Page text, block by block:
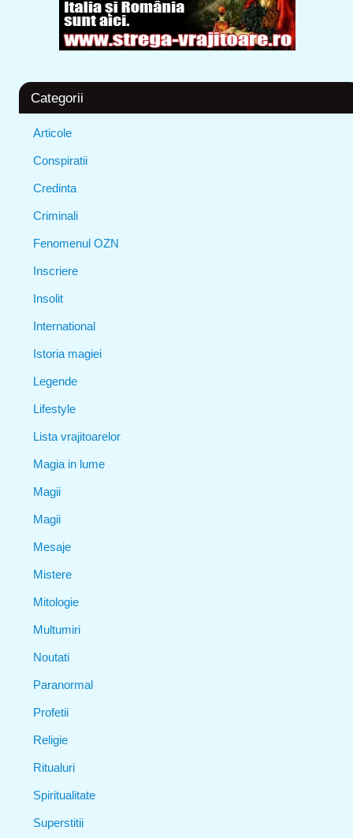
Categorii
Articole
Conspiratii
Credinta
Criminali
Fenomenul OZN
Inscriere
Insolit
International
Istoria magiei
Legende
Lifestyle
Lista vrajitoarelor
Magia in lume
Magii
Magii
Mesaje
Mistere
Mitologie
Multumiri
Noutati
Paranormal
Profetii
Religie
Ritualuri
Spiritualitate
Superstitii